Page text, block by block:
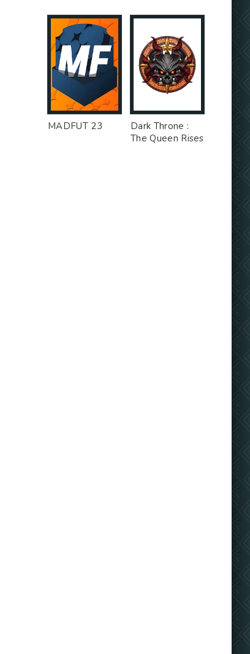
MADFUT 23
Dark Throne :
The Queen Rises